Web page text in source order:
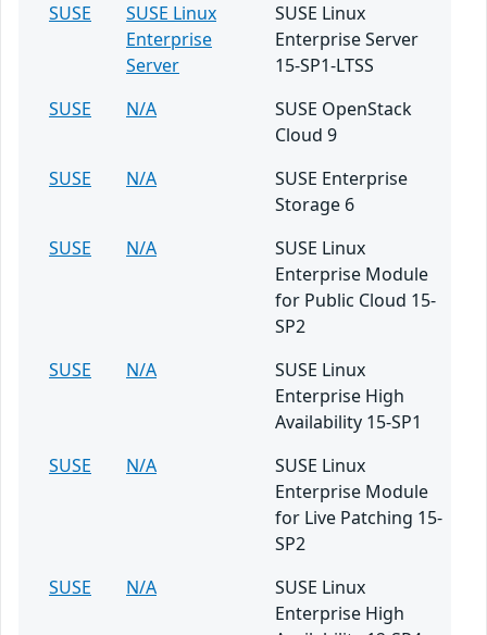
SUSE
SUSE Linux
Enterprise
Server
SUSE Linux
Enterprise Server
15-SP1-LTSS
SUSE
N/A
SUSE OpenStack
Cloud 9
SUSE
N/A
SUSE Enterprise
Storage 6
SUSE
N/A
SUSE Linux
Enterprise Module
for Public Cloud 15-
SP2
SUSE
N/A
SUSE Linux
Enterprise High
Availability 15-SP1
SUSE
N/A
SUSE Linux
Enterprise Module
for Live Patching 15-
SP2
SUSE
N/A
SUSE Linux
Enterprise High